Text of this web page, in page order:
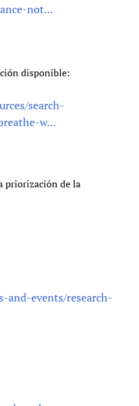
not...
disponible:
search-
w...
priorización de la
and-events/research-